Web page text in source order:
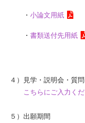
・ 小論文用紙
・ 書類送付先用紙
４）見学・説明会・質
こちらにご入力くだ
５）出願期間